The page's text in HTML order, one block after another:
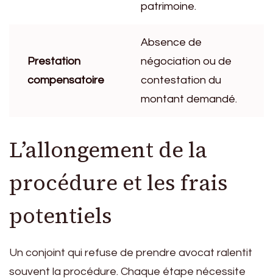
patrimoine.
Prestation
compensatoire
Absence de
négociation ou de
contestation du
montant demandé.
L’allongement de la
procédure et les frais
potentiels
Un conjoint qui refuse de prendre avocat ralentit
souvent la procédure. Chaque étape nécessite